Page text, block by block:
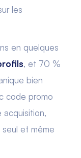
les
en quelques
, et 70 %
bien
code promo
acquisition,
et même